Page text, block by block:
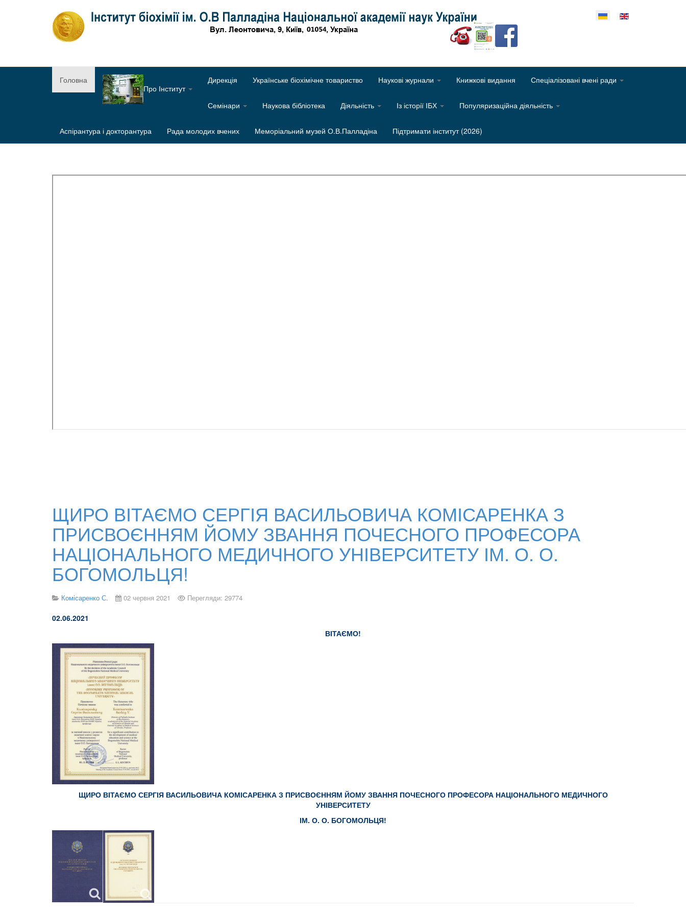
Оберіть свою мову
Головна
Про Інститут
Дирекція Українське біохімічне товариство Наукові журнали Книжкові видання Спеціалізовані вчені ради
Семінари Наукова бібліотека Діяльність Із історії ІБХ Популяризаційна діяльність
Аспірантура і докторантура Рада молодих вчених Меморіальний музей О.В.Палладіна Підтримати інститут (2026)
ЩИРО ВІТАЄМО СЕРГІЯ ВАСИЛЬОВИЧА КОМІСАРЕНКА З
ПРИСВОЄННЯМ ЙОМУ ЗВАННЯ ПОЧЕСНОГО ПРОФЕСОРА
НАЦІОНАЛЬНОГО МЕДИЧНОГО УНІВЕРСИТЕТУ ІМ. О. О.
БОГОМОЛЬЦЯ!
Комісаренко С. 02 червня 2021 Перегляди: 29774
02.06.2021
ВІТАЄМО!
ЩИРО ВІТАЄМО СЕРГІЯ ВАСИЛЬОВИЧА КОМІСАРЕНКА З ПРИСВОЄННЯМ ЙОМУ ЗВАННЯ ПОЧЕСНОГО ПРОФЕСОРА НАЦІОНАЛЬНОГО МЕДИЧНОГО
УНІВЕРСИТЕТУ
ІМ. О. О. БОГОМОЛЬЦЯ!